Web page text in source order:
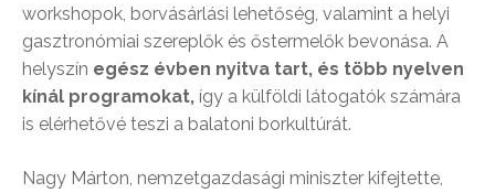
workshopok, borvásárlási lehetőség, valamint a helyi
gasztronómiai szereplők és őstermelők bevonása. A
helyszín egész évben nyitva tart, és több nyelven
kínál programokat, így a külföldi látogatók számára
is elérhetővé teszi a balatoni borkultúrát.
Nagy Márton, nemzetgazdasági miniszter kifejtette,